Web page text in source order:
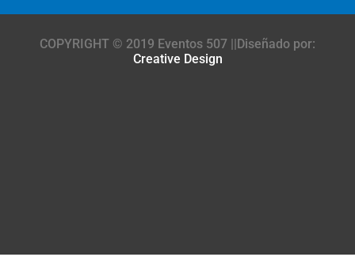
COPYRIGHT © 2019 Eventos 507 ||Diseñado por:
Creative Design